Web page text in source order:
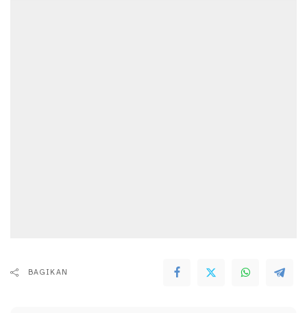
BAGIKAN